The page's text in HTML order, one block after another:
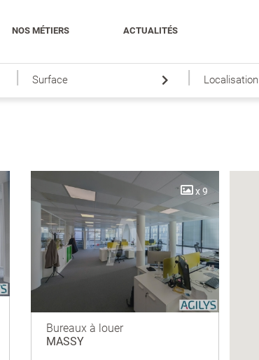
NOS MÉTIERS ACTUALITÉS
| Surface | Localisation
x 9
Bureaux à louer
MASSY